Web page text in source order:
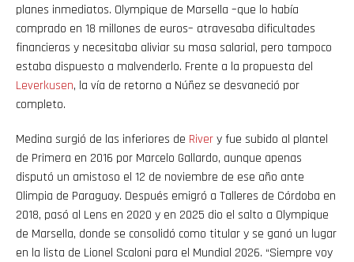
planes inmediatos. Olympique de Marsella –que lo había
comprado en 18 millones de euros– atravesaba dificultades
financieras y necesitaba aliviar su masa salarial, pero tampoco
estaba dispuesto a malvenderlo. Frente a la propuesta del
Leverkusen, la vía de retorno a Núñez se desvaneció por
completo.
Medina surgió de las inferiores de Rivery fue subido al plantel
de Primera en 2016 por Marcelo Gallardo, aunque apenas
disputó un amistoso el 12 de noviembre de ese año ante
Olimpia de Paraguay. Después emigró a Talleres de Córdoba en
2018, pasó al Lens en 2020 y en 2025 dio el salto a Olympique
de Marsella, donde se consolidó como titular y se ganó un lugar
en la lista de Lionel Scaloni para el Mundial 2026. “Siempre voy